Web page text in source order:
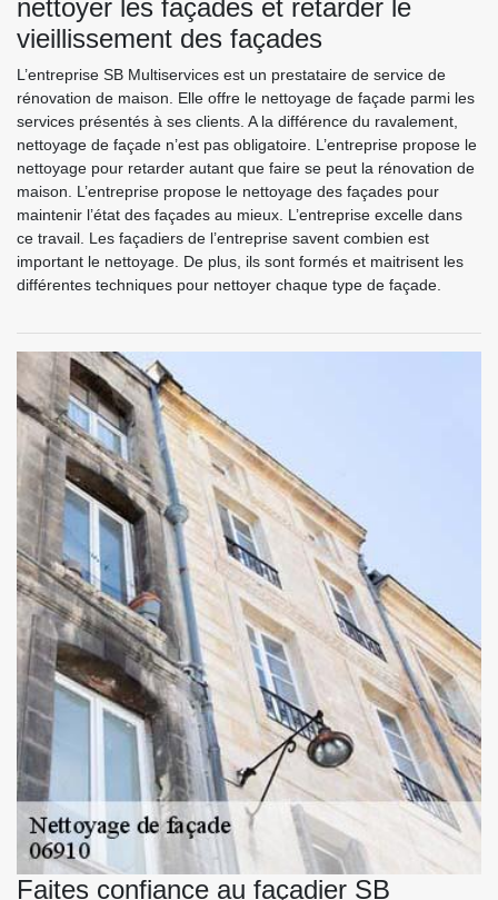
nettoyer les façades et retarder le
vieillissement des façades
L’entreprise SB Multiservices est un prestataire de service de
rénovation de maison. Elle offre le nettoyage de façade parmi les
services présentés à ses clients. A la différence du ravalement,
nettoyage de façade n’est pas obligatoire. L’entreprise propose le
nettoyage pour retarder autant que faire se peut la rénovation de
maison. L’entreprise propose le nettoyage des façades pour
maintenir l’état des façades au mieux. L’entreprise excelle dans
ce travail. Les façadiers de l’entreprise savent combien est
important le nettoyage. De plus, ils sont formés et maitrisent les
différentes techniques pour nettoyer chaque type de façade.
Faites confiance au façadier SB